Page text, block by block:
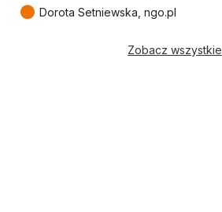
● Dorota Setniewska, ngo.pl
Zobacz wszystkie